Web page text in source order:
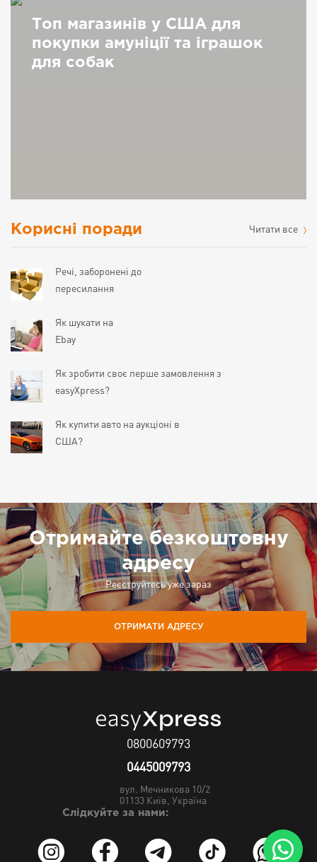
Топ магазинів у США для
покупки амуніції та іграшок
для собак
Корисні поради Читати все
Речі, заборонені до
пересилання
Як шукати на
Ebay
Як зробити своє перше замовлення з
easyXpress?
Як купити авто на аукціоні в
США?
Отримайте безкоштовну
адресу
Реєструйтесь уже зараз
ОТРИМАТИ АДРЕСУ
0800609793
0445009793
вул. Мечникова 10/2
01133 Київ, Україна
Слідкуйте за нами: